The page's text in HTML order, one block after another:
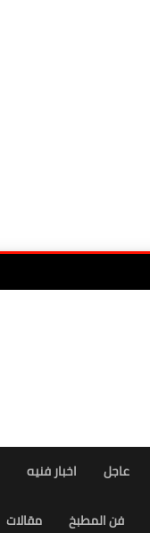
عاجل اخبار فنيه
فن المطبخ مقالات